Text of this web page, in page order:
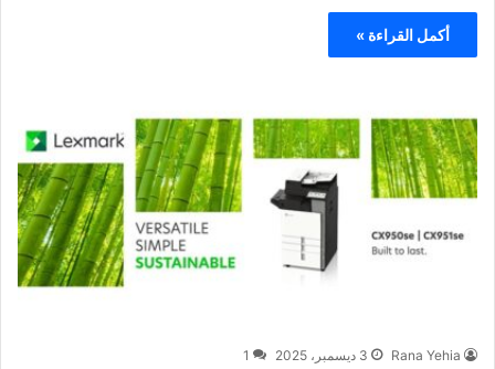
أكمل القراءة »
Rana Yehia 3 ديسمبر، 2025 1